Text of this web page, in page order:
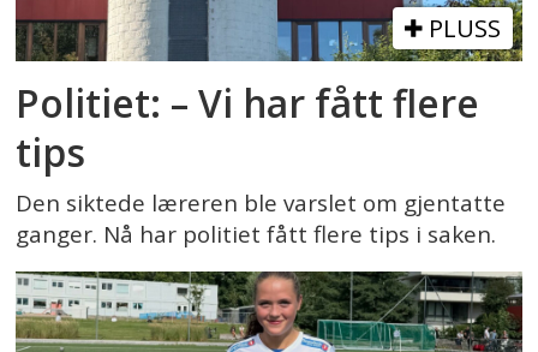
PLUSS
Politiet: – Vi har fått flere
tips
Den siktede læreren ble varslet om gjentatte
ganger. Nå har politiet fått flere tips i saken.